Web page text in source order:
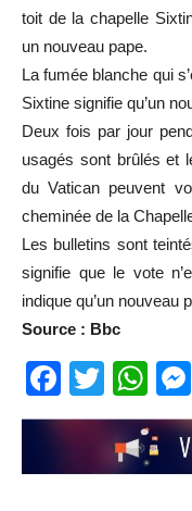
toit de la chapelle
un nouveau pape.
La fumée blanche qui
Sixtine signifie qu’un
Deux fois par jour
usagés sont brûlés et
du Vatican peuvent
cheminée de la
Les bulletins sont
signifie que le vote
indique qu’un nouveau
Source : Bbc